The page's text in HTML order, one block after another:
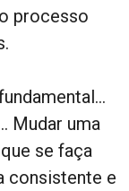
processo
Mudar uma
se faça
consistente e